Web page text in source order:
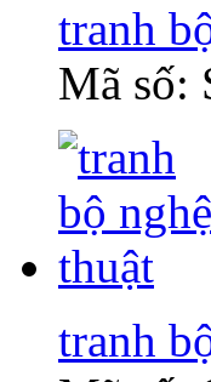
tranh
Mã số:
tranh